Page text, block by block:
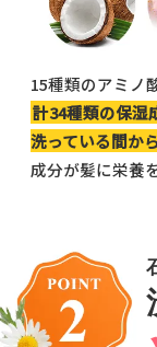
15種類のアミノ
計34種類の保湿
洗っている間か
成分が髪に栄養